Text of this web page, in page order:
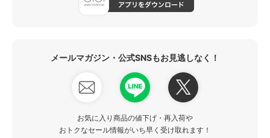
メールマガジン・公式SNSもお見逃しなく！
お気に入り商品の値下げ・再入荷や
おトクなセール情報がいち早く受け取れます！